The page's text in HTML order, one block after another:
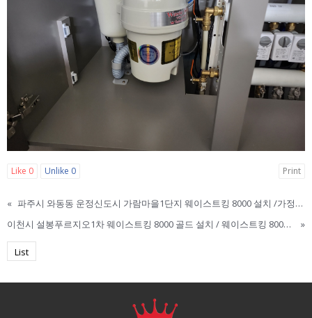
Like 0 Unlike 0 Print
«
파주시 와동동 운정신도시 가람마을1단지 웨이스트킹 8000 설치 /가정용 음식물처리기 / 가정용 음식물분쇄기 / 웨이스트킹 / 웨이스트킹3300 / 웨이스트킹 정품 / 음식물쓰레기처리기 / 싱크대음식물처리기
이천시 설봉푸르지오1차 웨이스트킹 8000 골드 설치 / 웨이스트킹 8000 / 웨이스트킹 3300 / 웨이스트킹 골드 / WASTE KING / 웨이스트킹 한국 본사 직영점 / 웨이스트킹 신규 구매 설치 이전설치
»
List